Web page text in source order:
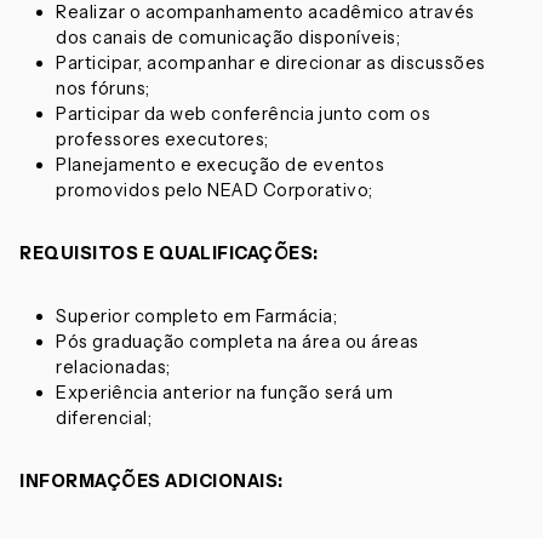
Realizar o acompanhamento acadêmico através
dos canais de comunicação disponíveis;
Participar, acompanhar e direcionar as discussões
nos fóruns;
Participar da web conferência junto com os
professores executores;
Planejamento e execução de eventos
promovidos pelo NEAD Corporativo;
REQUISITOS E QUALIFICAÇÕES:
Superior completo em Farmácia;
Pós graduação completa na área ou áreas
relacionadas;
Experiência anterior na função será um
diferencial;
INFORMAÇÕES ADICIONAIS: